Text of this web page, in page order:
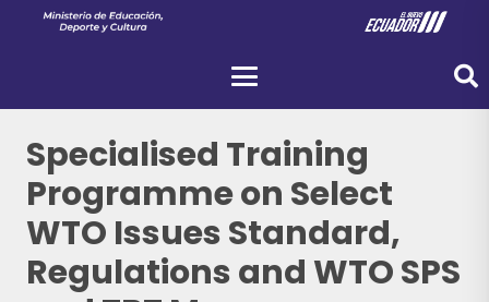
Specialised Training
Programme on Select
WTO Issues Standard,
Regulations and WTO SPS